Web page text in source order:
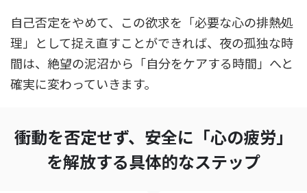
自己否定をやめて、この欲求を「必要な心の排熱処
理」として捉え直すことができれば、夜の孤独な時
間は、絶望の泥沼から「自分をケアする時間」へと
確実に変わっていきます。
衝動を否定せず、安全に「心の疲労」
を解放する具体的なステップ